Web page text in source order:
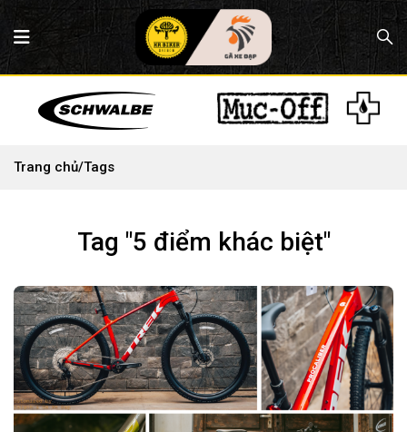
Trang chủ/Tags
Tag "5 điểm khác biệt"